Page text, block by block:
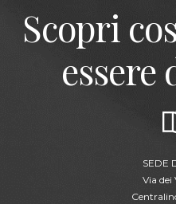
Scopri
essere
SEDE
Via dei